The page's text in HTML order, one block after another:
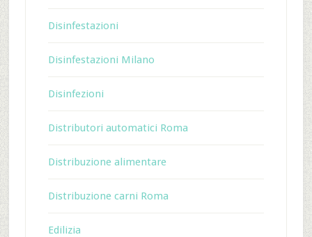
Disinfestazioni
Disinfestazioni Milano
Disinfezioni
Distributori automatici Roma
Distribuzione alimentare
Distribuzione carni Roma
Edilizia